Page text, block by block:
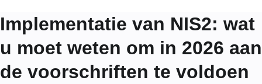
Implementatie van NIS2: wat
u moet weten om in 2026 aan
de voorschriften te voldoen